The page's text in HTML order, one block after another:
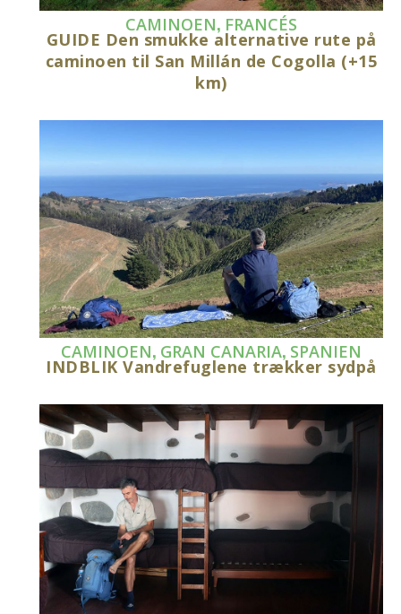
CAMINOEN, FRANCÉS
GUIDE Den smukke alternative rute på
caminoen til San Millán de Cogolla (+15
km)
CAMINOEN, GRAN CANARIA, SPANIEN
INDBLIK Vandrefuglene trækker sydpå